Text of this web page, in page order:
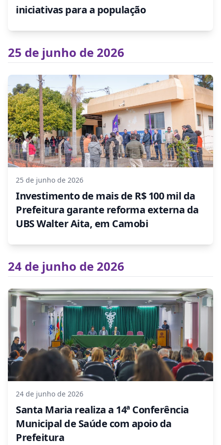
iniciativas para a população
25 de junho de 2026
25 de junho de 2026
Investimento de mais de R$ 100 mil da
Prefeitura garante reforma externa da
UBS Walter Aita, em Camobi
24 de junho de 2026
24 de junho de 2026
Santa Maria realiza a 14ª Conferência
Municipal de Saúde com apoio da
Prefeitura